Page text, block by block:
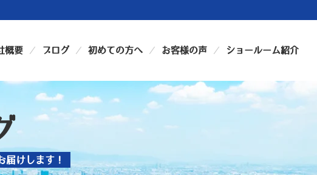
概要 ブログ 初めての方へ お客様の声 ショールーム紹介
届けします！